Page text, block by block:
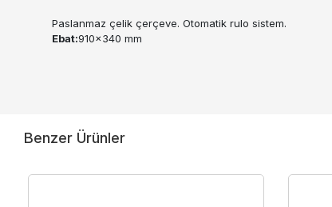
Paslanmaz çelik çerçeve. Otomatik rulo sistem.
Ebat:910x340 mm
Benzer Ürünler